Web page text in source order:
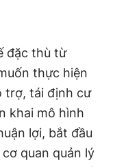
đặc thù từ
thực hiện
trợ, tái định cư
khai mô hình
lợi, bắt đầu
quan quản lý